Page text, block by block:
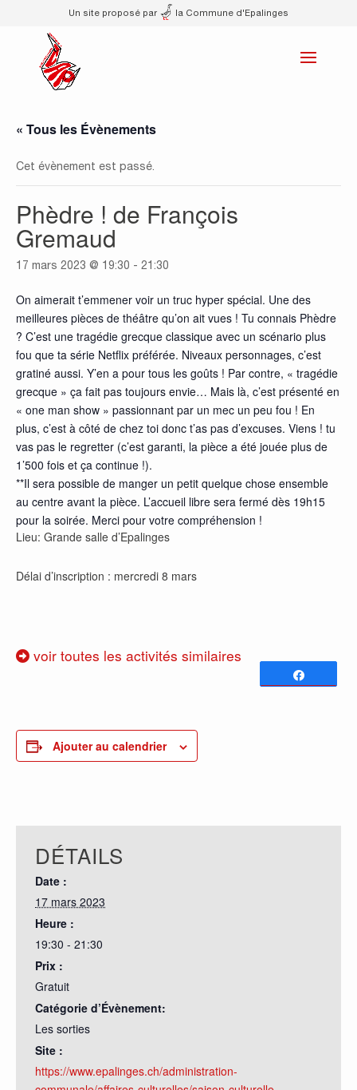
Un site proposé par la Commune d'Epalinges
« Tous les Évènements
Cet évènement est passé.
Phèdre ! de François
Gremaud
17 mars 2023 @ 19:30 - 21:30
On aimerait t’emmener voir un truc hyper spécial. Une des
meilleures pièces de théâtre qu’on ait vues ! Tu connais Phèdre
? C’est une tragédie grecque classique avec un scénario plus
fou que ta série Netflix préférée. Niveaux personnages, c’est
gratiné aussi. Y’en a pour tous les goûts ! Par contre, « tragédie
grecque » ça fait pas toujours envie… Mais là, c’est présenté en
« one man show » passionnant par un mec un peu fou ! En
plus, c’est à côté de chez toi donc t’as pas d’excuses. Viens ! tu
vas pas le regretter (c’est garanti, la pièce a été jouée plus de
1’500 fois et ça continue !).
**Il sera possible de manger un petit quelque chose ensemble
au centre avant la pièce. L’accueil libre sera fermé dès 19h15
pour la soirée. Merci pour votre compréhension !
Lieu: Grande salle d’Epalinges
Délai d’inscription : mercredi 8 mars
voir toutes les activités similaires
Ajouter au calendrier
DÉTAILS
Date :
17 mars 2023
Heure :
19:30 - 21:30
Prix :
Gratuit
Catégorie d’Évènement:
Les sorties
Site :
https://www.epalinges.ch/administration-